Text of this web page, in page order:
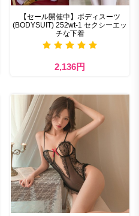
【セール開催中】ボディスーツ
(BODYSUIT) 252wt-1 セクシーエッ
チな下着
2,136円